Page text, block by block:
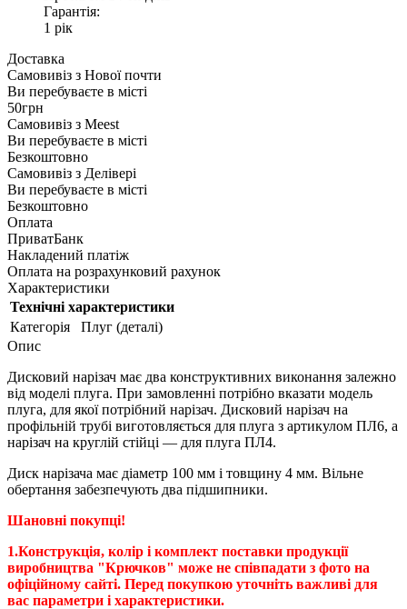
Гарантія:
1 рік
Доставка
Самовивіз з Нової почти
Ви перебуваєте в місті
50грн
Самовивіз з Meest
Ви перебуваєте в місті
Безкоштовно
Самовивіз з Делівері
Ви перебуваєте в місті
Безкоштовно
Оплата
ПриватБанк
Накладений платіж
Оплата на розрахунковий рахунок
Характеристики
Технічні характеристики
Категорія
Плуг (деталі)
Опис
Дисковий нарізач має два конструктивних виконання залежно
від моделі плуга. При замовленні потрібно вказати модель
плуга, для якої потрібний нарізач. Дисковий нарізач на
профільній трубі виготовляється для плуга з артикулом ПЛ6, а
нарізач на круглій стійці — для плуга ПЛ4.
Диск нарізача має діаметр 100 мм і товщину 4 мм. Вільне
обертання забезпечують два підшипники.
Шановні покупці!
1.Конструкція, колір і комплект поставки продукції
виробництва "Крючков" може не співпадати з фото на
офіційному сайті. Перед покупкою уточніть важливі для
вас параметри і характеристики.